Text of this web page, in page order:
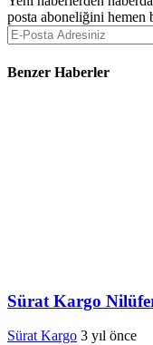
posta aboneliğini hemen
Benzer Haberler
Sürat Kargo
Sürat Kargo 3 yıl önce